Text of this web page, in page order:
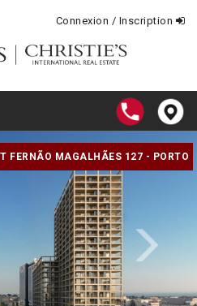
Connexion / Inscription
FERNÃO MAGALHÃES 127 - PORTO